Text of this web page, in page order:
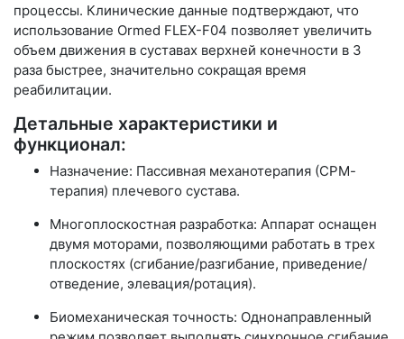
процессы. Клинические данные подтверждают, что
использование Ormed FLEX-F04 позволяет увеличить
объем движения в суставах верхней конечности в 3
раза быстрее, значительно сокращая время
реабилитации.
Детальные характеристики и
функционал:
Назначение: Пассивная механотерапия (СРМ-
терапия) плечевого сустава.
Многоплоскостная разработка: Аппарат оснащен
двумя моторами, позволяющими работать в трех
плоскостях (сгибание/разгибание, приведение/
отведение, элевация/ротация).
Биомеханическая точность: Однонаправленный